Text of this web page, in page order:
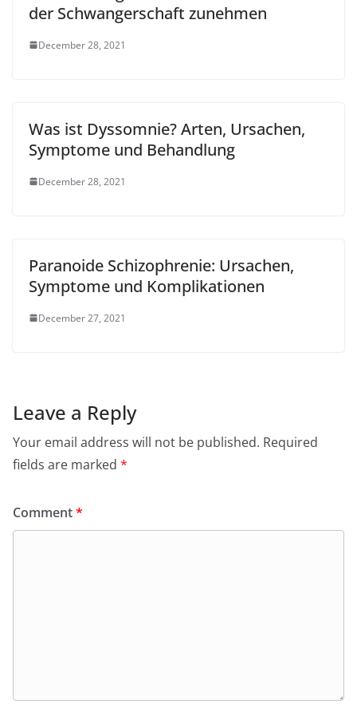
der Schwangerschaft zunehmen
December 28, 2021
Was ist Dyssomnie? Arten, Ursachen,
Symptome und Behandlung
December 28, 2021
Paranoide Schizophrenie: Ursachen,
Symptome und Komplikationen
December 27, 2021
Leave a Reply
Your email address will not be published. Required
fields are marked *
Comment*